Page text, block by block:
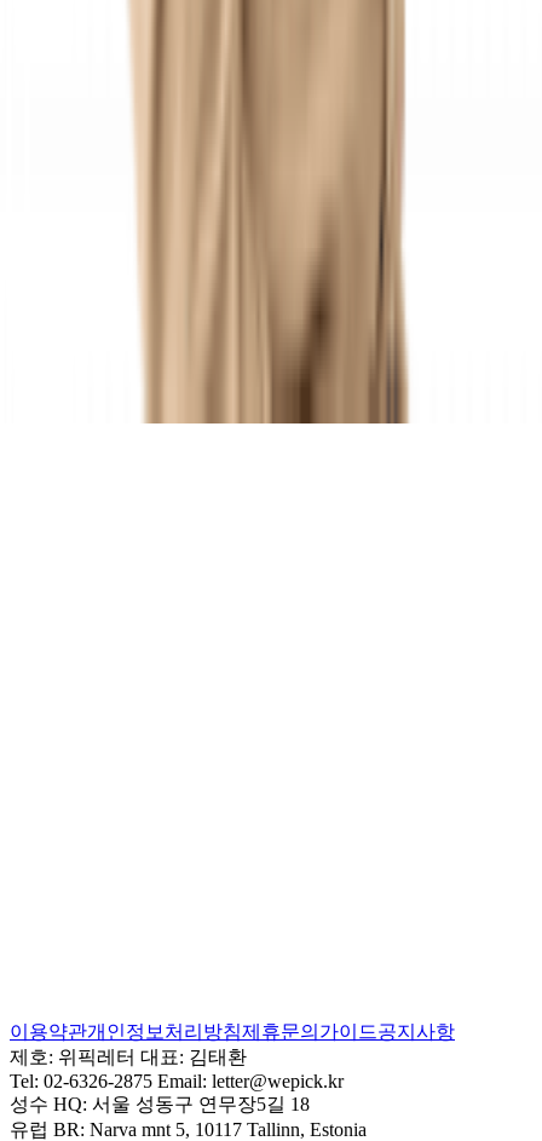
이용약관개인정보처리방침제휴문의 가이드공지사항
제호: 위픽레터 대표: 김태환
Tel: 02-6326-2875 Email: letter@wepick.kr
성수 HQ: 서울 성동구 연무장5길 18
유럽 BR: Narva mnt 5, 10117 Tallinn, Estonia